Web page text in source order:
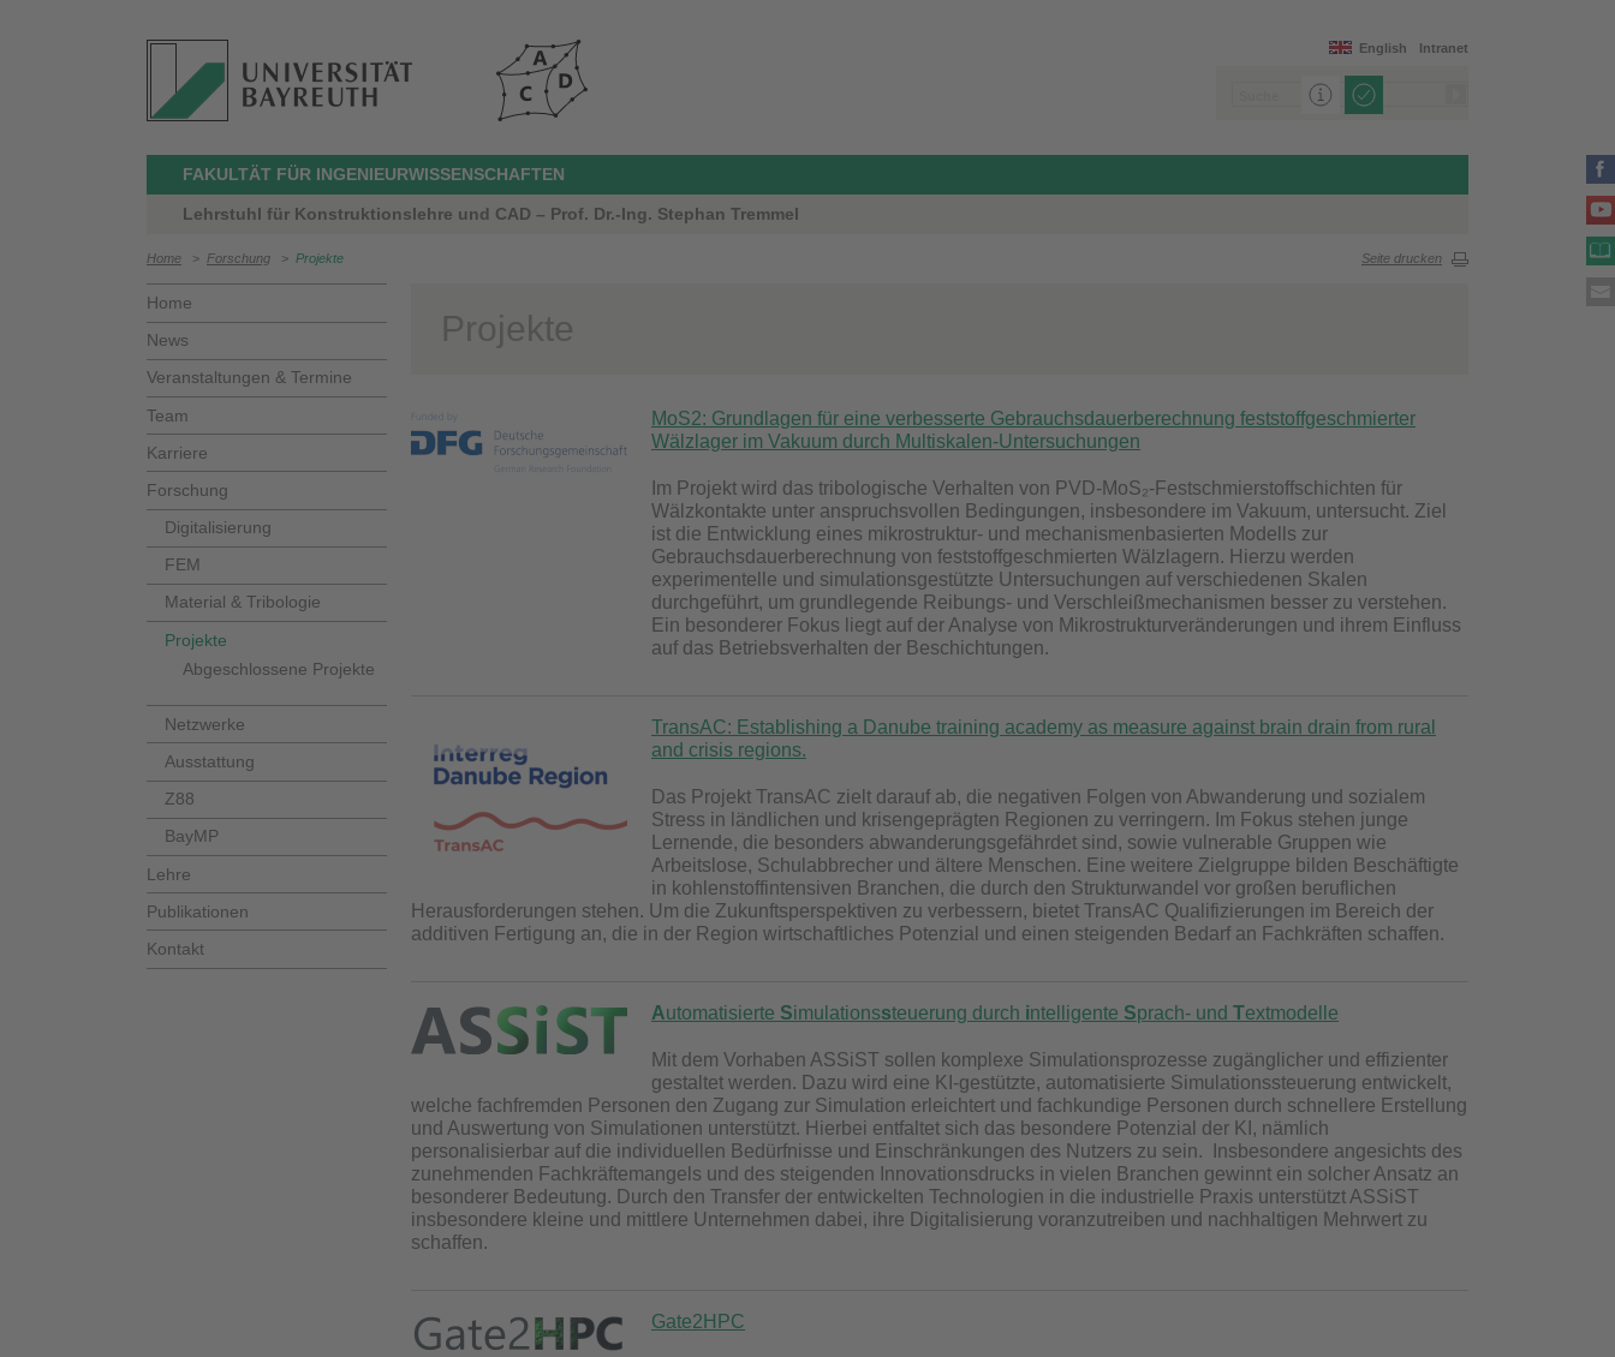
Intranet
English
FAKULTÄT FÜR INGENIEURWISSENSCHAFTEN
Lehrstuhl für Konstruktionslehre und CAD – Prof. Dr.-Ing. Stephan Tremmel
Home > Forschung > Projekte Seite drucken
Home
News
Veranstaltungen & Termine
Team
Karriere
Forschung
Digitalisierung
FEM
Material & Tribologie
Projekte
Abgeschlossene Projekte
Netzwerke
Ausstattung
Z88
BayMP
Lehre
Publikationen
Kontakt
Projekte
MoS2: Grundlagen für eine verbesserte Gebrauchsdauerberechnung feststoffgeschmierter
Wälzlager im Vakuum durch Multiskalen-Untersuchungen
Im Projekt wird das tribologische Verhalten von PVD‑MoS₂‑Festschmierstoffschichten für
Wälzkontakte unter anspruchsvollen Bedingungen, insbesondere im Vakuum, untersucht. Ziel
ist die Entwicklung eines mikrostruktur- und mechanismenbasierten Modells zur
Gebrauchsdauerberechnung von feststoffgeschmierten Wälzlagern. Hierzu werden
experimentelle und simulationsgestützte Untersuchungen auf verschiedenen Skalen
durchgeführt, um grundlegende Reibungs- und Verschleißmechanismen besser zu verstehen.
Ein besonderer Fokus liegt auf der Analyse von Mikrostrukturveränderungen und ihrem Einfluss
auf das Betriebsverhalten der Beschichtungen.
TransAC: Establishing a Danube training academy as measure against brain drain from rural
and crisis regions.
Das Projekt TransAC zielt darauf ab, die negativen Folgen von Abwanderung und sozialem
Stress in ländlichen und krisengeprägten Regionen zu verringern. Im Fokus stehen junge
Lernende, die besonders abwanderungsgefährdet sind, sowie vulnerable Gruppen wie
Arbeitslose, Schulabbrecher und ältere Menschen. Eine weitere Zielgruppe bilden Beschäftigte
in kohlenstoffintensiven Branchen, die durch den Strukturwandel vor großen beruflichen
Herausforderungen stehen. Um die Zukunftsperspektiven zu verbessern, bietet TransAC Qualifizierungen im Bereich der
additiven Fertigung an, die in der Region wirtschaftliches Potenzial und einen steigenden Bedarf an Fachkräften schaffen.
Automatisierte Simulationssteuerung durch intelligente Sprach- und Textmodelle
Mit dem Vorhaben ASSiST sollen komplexe Simulationsprozesse zugänglicher und effizienter
gestaltet werden. Dazu wird eine KI-gestützte, automatisierte Simulationssteuerung entwickelt,
welche fachfremden Personen den Zugang zur Simulation erleichtert und fachkundige Personen durch schnellere Erstellung
und Auswertung von Simulationen unterstützt. Hierbei entfaltet sich das besondere Potenzial der KI, nämlich
personalisierbar auf die individuellen Bedürfnisse und Einschränkungen des Nutzers zu sein. Insbesondere angesichts des
zunehmenden Fachkräftemangels und des steigenden Innovationsdrucks in vielen Branchen gewinnt ein solcher Ansatz an
besonderer Bedeutung. Durch den Transfer der entwickelten Technologien in die industrielle Praxis unterstützt ASSiST
insbesondere kleine und mittlere Unternehmen dabei, ihre Digitalisierung voranzutreiben und nachhaltigen Mehrwert zu
schaffen.
Gate2HPC